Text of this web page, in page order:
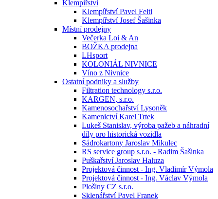
Klempířství
Klempířství Pavel Feltl
Klempířství Josef Šašinka
Místní prodejny
Večerka Loi & An
BOŽKA prodejna
LHsport
KOLONIÁL NIVNICE
Víno z Nivnice
Ostatní podniky a služby
Filtration technology s.r.o.
KARGEN, s.r.o.
Kamenosochařství Lysoněk
Kamenictví Karel Trtek
Lukeš Stanislav, výroba pažeb a náhradní
díly pro historická vozidla
Sádrokartony Jaroslav Mikulec
RS service group s.r.o. - Radim Šašinka
Puškařství Jaroslav Haluza
Projektová činnost - Ing. Vladimír Výmola
Projektová činnost - Ing. Václav Výmola
Plošiny CZ s.r.o.
Sklenářství Pavel Franek